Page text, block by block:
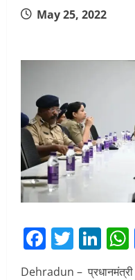
May 25, 2022
Dehradun –